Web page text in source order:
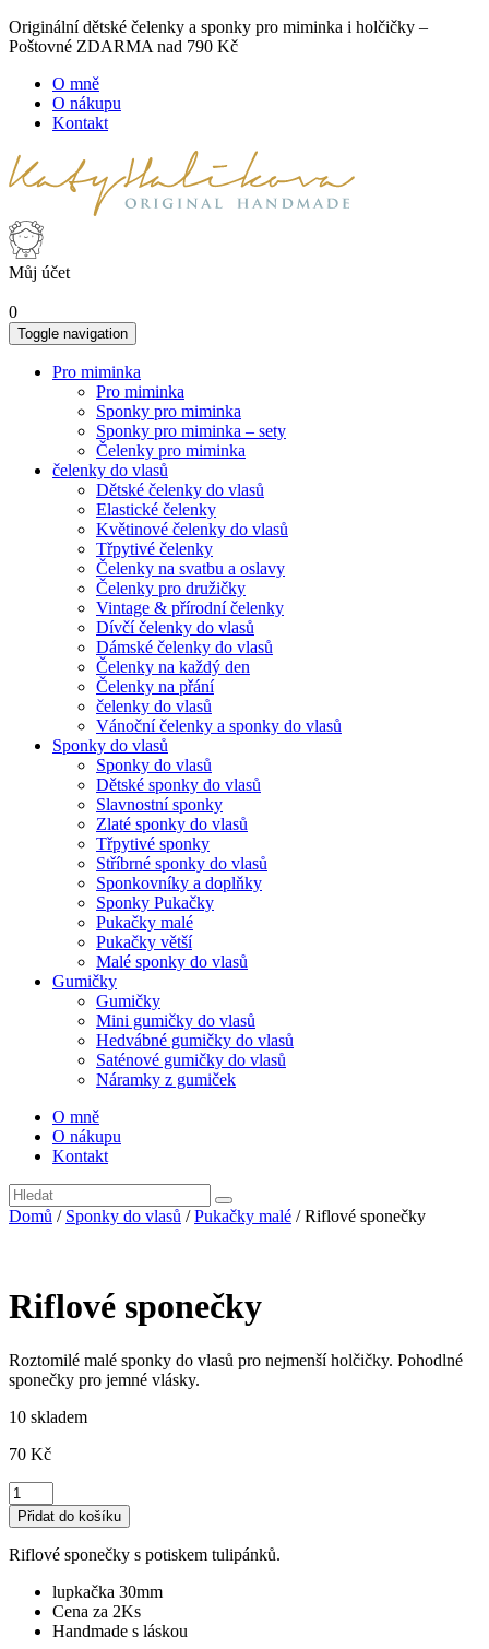
Originální dětské čelenky a sponky pro miminka i holčičky –
Poštovné ZDARMA nad 790 Kč
O mně
O nákupu
Kontakt
Můj účet
0
Toggle navigation
Pro miminka
Pro miminka
Sponky pro miminka
Sponky pro miminka – sety
Čelenky pro miminka
čelenky do vlasů
Dětské čelenky do vlasů
Elastické čelenky
Květinové čelenky do vlasů
Třpytivé čelenky
Čelenky na svatbu a oslavy
Čelenky pro družičky
Vintage & přírodní čelenky
Dívčí čelenky do vlasů
Dámské čelenky do vlasů
Čelenky na každý den
Čelenky na přání
čelenky do vlasů
Vánoční čelenky a sponky do vlasů
Sponky do vlasů
Sponky do vlasů
Dětské sponky do vlasů
Slavnostní sponky
Zlaté sponky do vlasů
Třpytivé sponky
Stříbrné sponky do vlasů
Sponkovníky a doplňky
Sponky Pukačky
Pukačky malé
Pukačky větší
Malé sponky do vlasů
Gumičky
Gumičky
Mini gumičky do vlasů
Hedvábné gumičky do vlasů
Saténové gumičky do vlasů
Náramky z gumiček
O mně
O nákupu
Kontakt
Domů / Sponky do vlasů /Pukačky malé / Riflové sponečky
Riflové sponečky
Roztomilé malé sponky do vlasů pro nejmenší holčičky. Pohodlné
sponečky pro jemné vlásky.
10 skladem
70 Kč
Riflové
sponečky
množství
Přidat do košíku
Riflové sponečky s potiskem tulipánků.
lupkačka 30mm
Cena za 2Ks
Handmade s láskou